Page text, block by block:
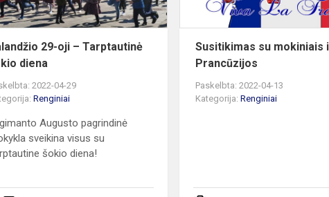
diena
29-oji – Tarptautinė
diena
2022-04-29
Renginiai
Augusto pagrindinė
sveikina visus su
šokio diena!
Susitikimas su mokiniais
Prancūzijos
Paskelbta: 2022-04-13
Kategorija:Renginiai